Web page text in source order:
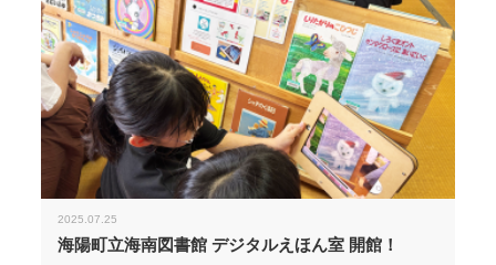
2025.07.25
海陽町立海南図書館 デジタルえほん室 開館！